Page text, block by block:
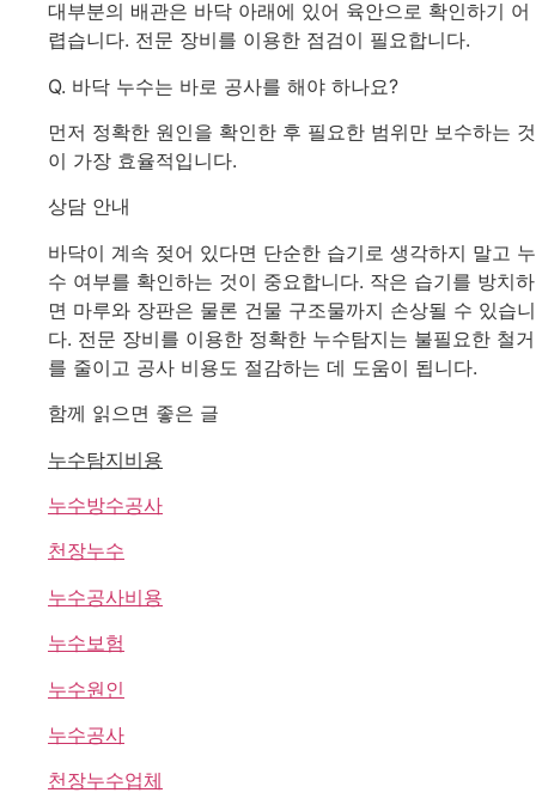
대부분의 배관은 바닥 아래에 있어 육안으로 확인하기 어
렵습니다. 전문 장비를 이용한 점검이 필요합니다.
Q. 바닥 누수는 바로 공사를 해야 하나요?
먼저 정확한 원인을 확인한 후 필요한 범위만 보수하는 것
이 가장 효율적입니다.
상담 안내
바닥이 계속 젖어 있다면 단순한 습기로 생각하지 말고 누
수 여부를 확인하는 것이 중요합니다. 작은 습기를 방치하
면 마루와 장판은 물론 건물 구조물까지 손상될 수 있습니
다. 전문 장비를 이용한 정확한 누수탐지는 불필요한 철거
를 줄이고 공사 비용도 절감하는 데 도움이 됩니다.
함께 읽으면 좋은 글
누수탐지비용
누수방수공사
천장누수
누수공사비용
누수보험
누수원인
누수공사
천장누수업체